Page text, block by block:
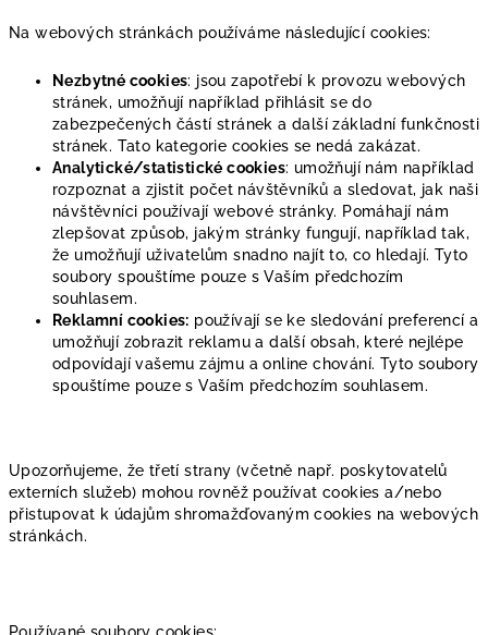
Na webových stránkách používáme následující cookies:
Nezbytné cookies: jsou zapotřebí k provozu webových
stránek, umožňují například přihlásit se do
zabezpečených částí stránek a další základní funkčnosti
stránek. Tato kategorie cookies se nedá zakázat.
Analytické/statistické cookies: umožňují nám například
rozpoznat a zjistit počet návštěvníků a sledovat, jak naši
návštěvníci používají webové stránky. Pomáhají nám
zlepšovat způsob, jakým stránky fungují, například tak,
že umožňují uživatelům snadno najít to, co hledají. Tyto
soubory spouštíme pouze s Vaším předchozím
souhlasem.
Reklamní cookies: používají se ke sledování preferencí a
umožňují zobrazit reklamu a další obsah, které nejlépe
odpovídají vašemu zájmu a online chování. Tyto soubory
spouštíme pouze s Vaším předchozím souhlasem.
Upozorňujeme, že třetí strany (včetně např. poskytovatelů
externích služeb) mohou rovněž používat cookies a/nebo
přistupovat k údajům shromažďovaným cookies na webových
stránkách.